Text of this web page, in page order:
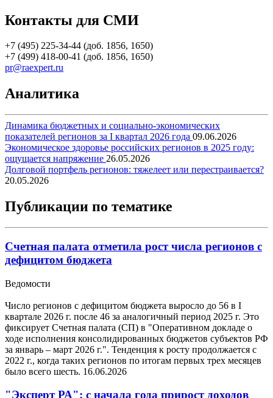
Контакты для СМИ
+7 (495) 225-34-44 (доб. 1856, 1650)
+7 (499) 418-00-41 (доб. 1856, 1650)
pr@raexpert.ru
Аналитика
Динамика бюджетных и социально-экономических
показателей регионов за I квартал 2026 года 09.06.2026
Экономическое здоровье российских регионов в 2025 году:
ощущается напряжение 26.05.2026
Долговой портфель регионов: тяжелеет или перестраивается?
20.05.2026
Публикации по тематике
Счетная палата отметила рост числа регионов с
дефицитом бюджета
Ведомости
Число регионов с дефицитом бюджета выросло до 56 в I
квартале 2026 г. после 46 за аналогичный период 2025 г. Это
фиксирует Счетная палата (СП) в "Оперативном докладе о
ходе исполнения консолидированных бюджетов субъектов РФ
за январь – март 2026 г.". Тенденция к росту продолжается с
2022 г., когда таких регионов по итогам первых трех месяцев
было всего шесть. 16.06.2026
"Эксперт РА": с начала года прирост доходов